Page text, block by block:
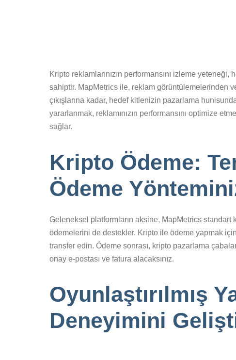
Kripto reklamlarınızın performansını izleme
sahiptir. MapMetrics ile, reklam görüntülemelerinden
çıkışlarına kadar, hedef kitlenizin pazarlama
yararlanmak, reklamınızın performansını optimize
sağlar.
Kripto Ödeme:
Ödeme
Geleneksel platformların aksine, MapMetrics standart
ödemelerini de destekler. Kripto ile ödeme yapmak için
transfer edin. Ödeme sonrası, kripto pazarlama
onay e-postası ve fatura alacaksınız.
Oyunlaştırılmış
Deneyimini